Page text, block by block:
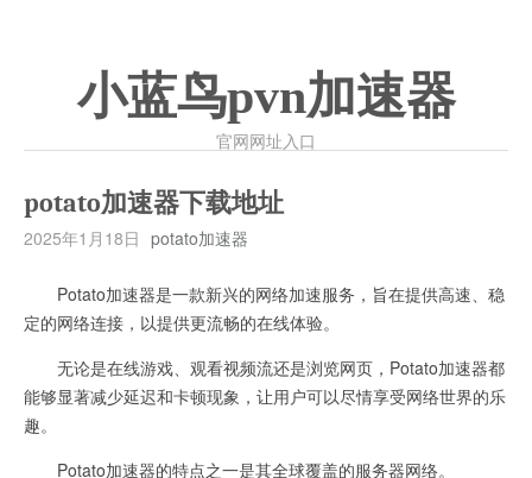
小蓝鸟pvn加速器
官网网址入口
potato加速器下载地址
2025年1月18日 potato加速器
Potato加速器是一款新兴的网络加速服务，旨在提供高速、稳
定的网络连接，以提供更流畅的在线体验。
无论是在线游戏、观看视频流还是浏览网页，Potato加速器都
能够显著减少延迟和卡顿现象，让用户可以尽情享受网络世界的乐
趣。
Potato加速器的特点之一是其全球覆盖的服务器网络。